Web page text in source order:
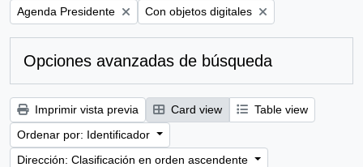
Remove filter:
Agenda Presidente Remove filter:
Con objetos digitales
Opciones avanzadas de búsqueda
Imprimir vista previa Card view
Table view
Ordenar por: Identificador
Dirección: Clasificación en orden ascendente